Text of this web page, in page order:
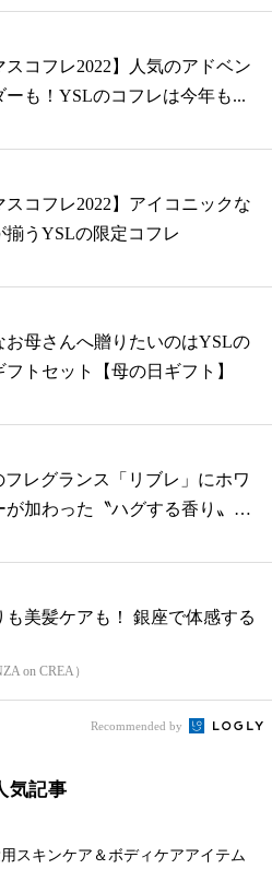
スコフレ2022】人気のアドベン
ーも！YSLのコフレは今年も...
スコフレ2022】アイコニックな
揃うYSLの限定コフレ
お母さんへ贈りたいのはYSLの
トセット【母の日ギフト】
フレグランス「リブレ」にホワ
が加わった〝ハグする香り〟が
も美髪ケアも！ 銀座で体感する
on CREA）
Recommended by
気記事
スキンケア＆ボディケアアイテム